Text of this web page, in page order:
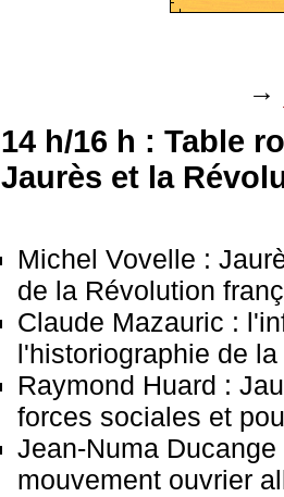
→
14 h/16 h : Table
Jaurès et la
Michel Vovelle :
de la Révolution
Claude Mazauric :
l'historiographie de
Raymond Huard :
forces sociales et
Jean-Numa
mouvement ouvrier